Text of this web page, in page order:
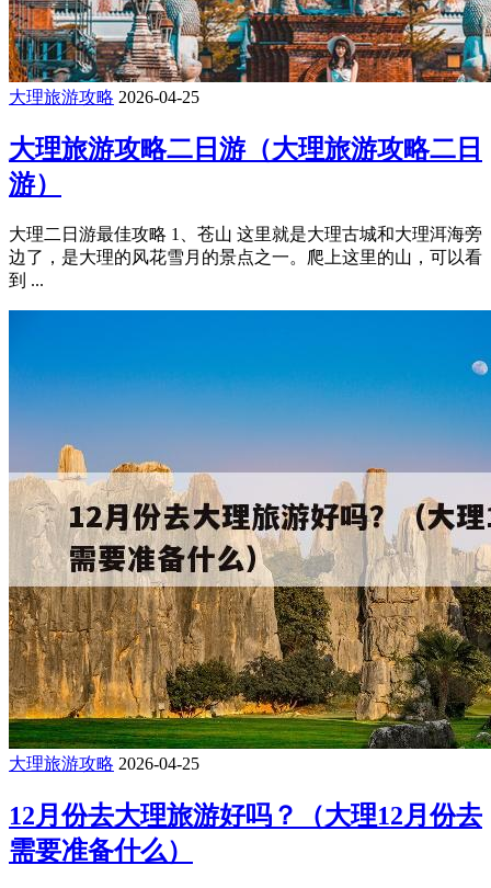
大理旅游攻略 2026-04-25
大理旅游攻略二日游（大理旅游攻略二日
游）
大理二日游最佳攻略 1、苍山 这里就是大理古城和大理洱海旁
边了，是大理的风花雪月的景点之一。爬上这里的山，可以看
到 ...
大理旅游攻略 2026-04-25
12月份去大理旅游好吗？（大理12月份去
需要准备什么）